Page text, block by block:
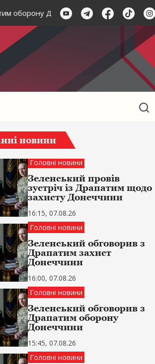
Донеччини Зеленський
новини
Головні новини
Зеленський провів
зустріч із Драпатим щодо
захисту Донеччини
16:15, 07.08.26
Головні новини
Зеленський обговорив з
Драпатим захист
Донеччини
16:00, 07.08.26
Головні новини
Зеленський обговорив з
Драпатим оборону
Донеччини
15:45, 07.08.26
Головні новини